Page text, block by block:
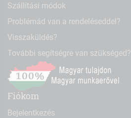
Szállítási módok
Problémád van a rendeléseddel?
Visszaküldés?
További segítségre van szükséged?
Fiókom
Bejelentkezés